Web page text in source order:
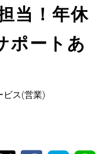
当！年休
ポートあ
ビス(営業)